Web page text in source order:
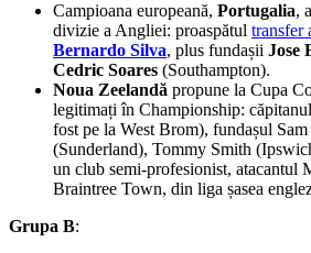
Campioana europeană, Portugalia,
divizie a Angliei: proaspătul transfer
Bernardo Silva, plus fundașii Jose
Cedric Soares (Southampton).
Noua Zeelandă propune la Cupa
legitimați în Championship:
fost pe la West Brom), fundașul
(Sunderland), Tommy Smith
un club semi-profesionist, atacantul
Braintree Town, din liga șasea
Grupa B: